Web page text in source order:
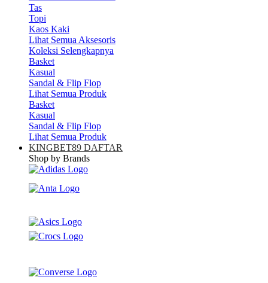
Tas
Topi
Kaos Kaki
Lihat Semua Aksesoris
Koleksi Selengkapnya
Basket
Kasual
Sandal & Flip Flop
Lihat Semua Produk
Basket
Kasual
Sandal & Flip Flop
Lihat Semua Produk
KINGBET89 DAFTAR
Shop by Brands